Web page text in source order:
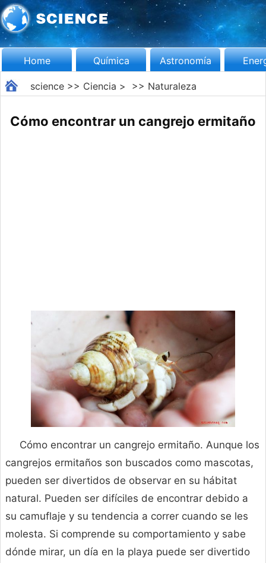
Home Química Astronomía
science>> Ciencia > >> Naturaleza
Cómo encontrar un cangrejo ermitaño
Cómo encontrar un cangrejo ermitaño. Aunque los
cangrejos ermitaños son buscados como mascotas,
pueden ser divertidos de observar en su hábitat
natural. Pueden ser difíciles de encontrar debido a
su camuflaje y su tendencia a correr cuando se les
molesta. Si comprende su comportamiento y sabe
dónde mirar, un día en la playa puede ser divertido